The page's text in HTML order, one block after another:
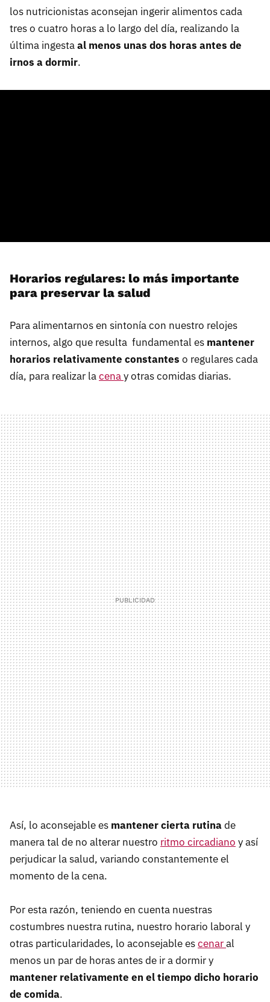
los nutricionistas aconsejan ingerir alimentos cada
tres o cuatro horas a lo largo del día, realizando la
última ingestaal menos unas dos horas antes de
irnos a dormir.
Horarios regulares: lo más importante
para preservar la salud
Para alimentarnos en sintonía con nuestro relojes
internos, algo que resulta fundamental es mantener
horarios relativamente constantes o regulares cada
día, para realizar lacenay otras comidas diarias.
Así, lo aconsejable es mantener cierta rutinade
manera tal de no alterar nuestro ritmo circadiano y así
perjudicar la salud, variando constantemente el
momento de la cena.
Por esta razón, teniendo en cuenta nuestras
costumbres nuestra rutina, nuestro horario laboral y
otras particularidades, lo aconsejable escenaral
menos un par de horas antes de ir a dormir y
mantener relativamente en el tiempo dicho horario
de comida.